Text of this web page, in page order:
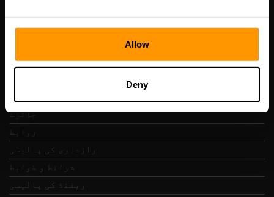
Allow
Deny
جائزے
روابط
رازداری کی پالیسی
شرائط و ضوابط
ریفنڈ کی پالیسی